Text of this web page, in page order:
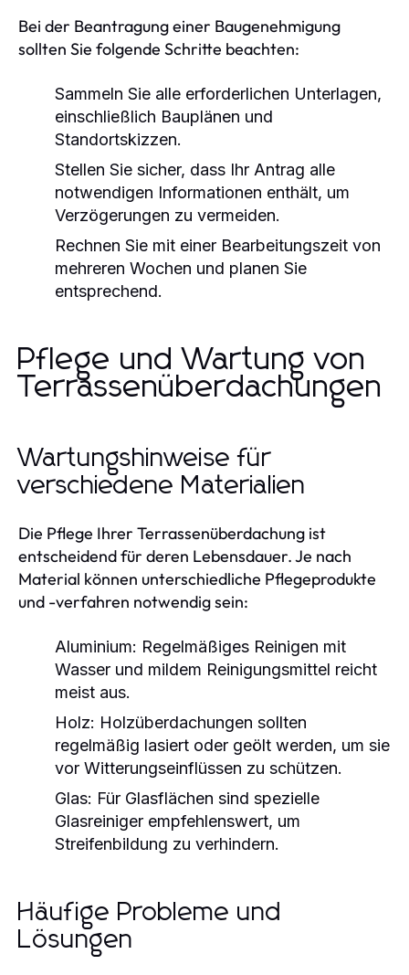
Bei der Beantragung einer Baugenehmigung
sollten Sie folgende Schritte beachten:
Sammeln Sie alle erforderlichen Unterlagen,
einschließlich Bauplänen und
Standortskizzen.
Stellen Sie sicher, dass Ihr Antrag alle
notwendigen Informationen enthält, um
Verzögerungen zu vermeiden.
Rechnen Sie mit einer Bearbeitungszeit von
mehreren Wochen und planen Sie
entsprechend.
Pflege und Wartung von
Terrassenüberdachungen
Wartungshinweise für
verschiedene Materialien
Die Pflege Ihrer Terrassenüberdachung ist
entscheidend für deren Lebensdauer. Je nach
Material können unterschiedliche Pflegeprodukte
und -verfahren notwendig sein:
Aluminium: Regelmäßiges Reinigen mit
Wasser und mildem Reinigungsmittel reicht
meist aus.
Holz: Holzüberdachungen sollten
regelmäßig lasiert oder geölt werden, um sie
vor Witterungseinflüssen zu schützen.
Glas: Für Glasflächen sind spezielle
Glasreiniger empfehlenswert, um
Streifenbildung zu verhindern.
Häufige Probleme und
Lösungen